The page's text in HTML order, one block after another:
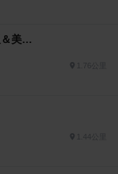
小德相NCIS Express - 蓋飯＆美式壽司
1.76公里
1.44公里